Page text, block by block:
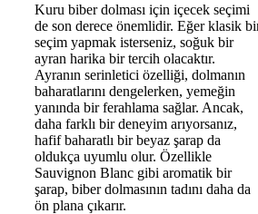
Kuru biber dolması için içecek seçimi
de son derece önemlidir. Eğer klasik
seçim yapmak isterseniz, soğuk bir
ayran harika bir tercih olacaktır.
Ayranın serinletici özelliği, dolmanın
baharatlarını dengelerken, yemeğin
yanında bir ferahlama sağlar. Ancak,
daha farklı bir deneyim arıyorsanız,
hafif baharatlı bir beyaz şarap da
oldukça uyumlu olur. Özellikle
Sauvignon Blanc gibi aromatik bir
şarap, biber dolmasının tadını daha da
ön plana çıkarır.